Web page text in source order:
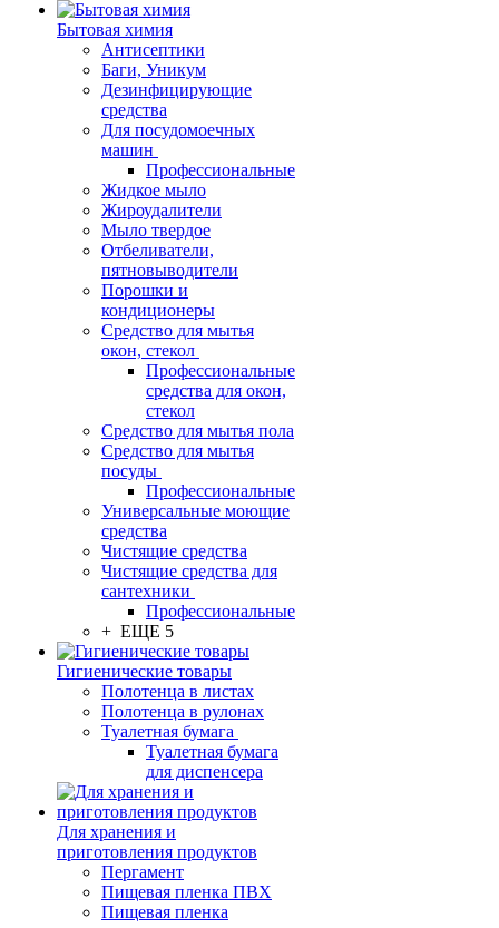
Бытовая химия
Антисептики
Баги, Уникум
Дезинфицирующие
средства
Для посудомоечных
машин
Профессиональные
Жидкое мыло
Жироудалители
Мыло твердое
Отбеливатели,
пятновыводители
Порошки и
кондиционеры
Средство для мытья
окон, стекол
Профессиональные
средства для окон,
стекол
Средство для мытья пола
Средство для мытья
посуды
Профессиональные
Универсальные моющие
средства
Чистящие средства
Чистящие средства для
сантехники
Профессиональные
+ ЕЩЕ 5
Гигиенические товары
Полотенца в листах
Полотенца в рулонах
Туалетная бумага
Туалетная бумага
для диспенсера
Для хранения и
приготовления продуктов
Пергамент
Пищевая пленка ПВХ
Пищевая пленка